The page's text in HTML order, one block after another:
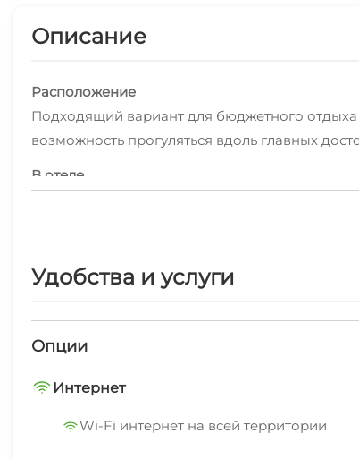
Описание
Расположение
Подходящий вариант для бюджетного отдыха
возможность прогуляться вдоль главных
В отеле
В номере
В номере гостей ждут телевизор. Оснащение
Удобства и услуги
Опции
Интернет
Wi-Fi интернет на всей территории